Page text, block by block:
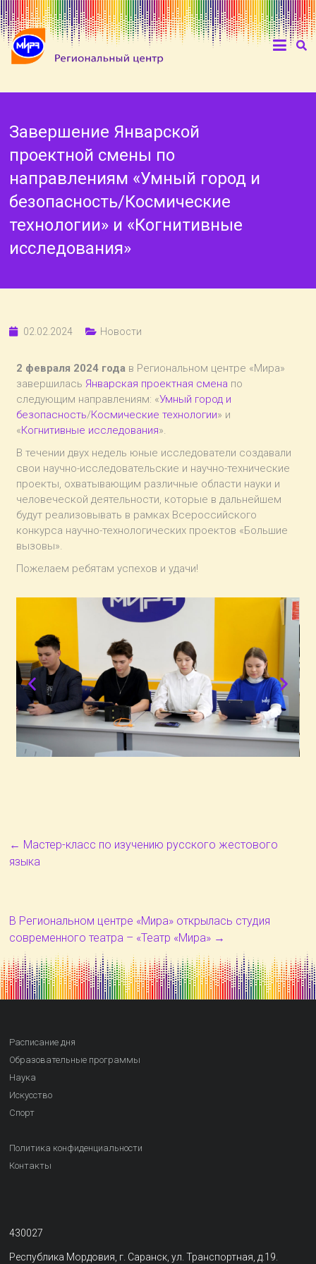
Завершение Январской
проектной смены по
направлениям «Умный город и
безопасность/Космические
технологии» и «Когнитивные
исследования»
02.02.2024 Новости
2 февраля 2024 года в Региональном центре «Мира»
завершилась Январская проектная смена по
следующим направлениям: «Умный город и
безопасность/Космические технологии» и
«Когнитивные исследования».
В течении двух недель юные исследователи создавали
свои научно-исследовательские и научно-технические
проекты, охватывающим различные области науки и
человеческой деятельности, которые в дальнейшем
будут реализовывать в рамках Всероссийского
конкурса научно-технологических проектов «Большие
вызовы».
Пожелаем ребятам успехов и удачи!
← Мастер-класс по изучению русского жестового
языка
В Региональном центре «Мира» открылась студия
современного театра – «Театр «Мира» →
Расписание дня
Образовательные программы
Наука
Искусство
Спорт
Политика конфиденциальности
Контакты
430027
Республика Мордовия, г. Саранск, ул. Транспортная, д.19.